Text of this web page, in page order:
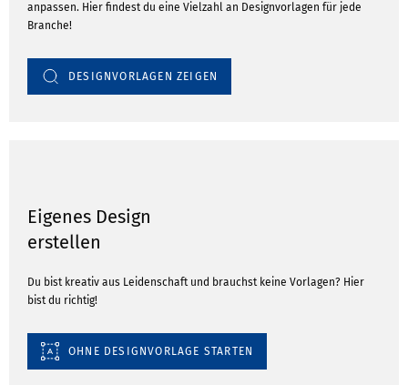
anpassen. Hier findest du eine Vielzahl an Designvorlagen für jede
Branche!
DESIGNVORLAGEN ZEIGEN
Eigenes Design
erstellen
Du bist kreativ aus Leidenschaft und brauchst keine Vorlagen? Hier
bist du richtig!
OHNE DESIGNVORLAGE STARTEN